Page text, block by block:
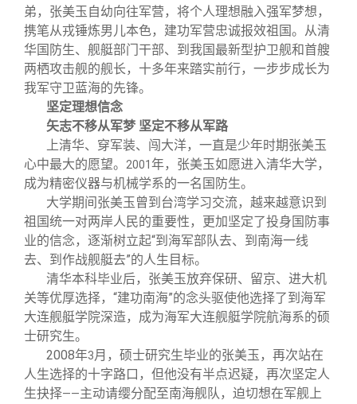
联系我们
弟，张美玉自幼向往军营，将个人理想融入强军梦想，
携笔从戎锤炼男儿本色，建功军营忠诚报效祖国。从清
华国防生、舰艇部门干部、到我国最新型护卫舰和首艘
两栖攻击舰的舰长，十多年来踏实前行，一步步成长为
我军守卫蓝海的先锋。
坚定理想信念
矢志不移从军梦 坚定不移从军路
上清华、穿军装、闯大洋，一直是少年时期张美玉
心中最大的愿望。
2001 年，张美玉如愿进入清华大学，
成为精密仪器与机械学系的一名国防生。
大学期间张美玉曾到台湾学习交流，越来越意识到
祖国统一对两岸人民的重要性，更加坚定了投身国防事
业的信念，逐渐树立起“到海军部队去、到南海一线
去、到作战舰艇去”的人生目标。
清华本科毕业后，张美玉放弃保研、留京、进大机
关等优厚选择，“建功南海”的念头驱使他选择了到海军
大连舰艇学院深造，成为海军大连舰艇学院航海系的硕
士研究生。
2008年3月，硕士研究生毕业的张美玉，再次站在
人生选择的十字路口，但他没有半点迟疑，再次坚定人
生抉择——主动请缨分配至南海舰队，迫切想在军舰上